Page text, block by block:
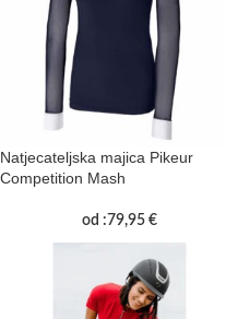
Natjecateljska majica Pikeur
Competition Mash
od :79,95 €